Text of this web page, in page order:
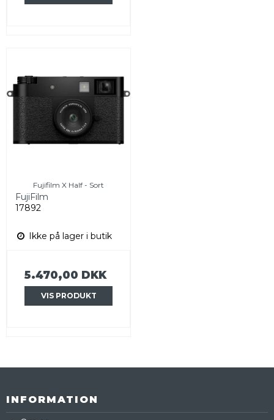
Fujifilm X Half - Sort
FujiFilm
17892
Ikke på lager i butik
5.470,00 DKK
VIS PRODUKT
INFORMATION